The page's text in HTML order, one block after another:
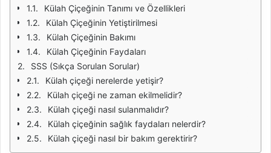
Külah Çiçeğinin Tanımı ve Özellikleri
Külah Çiçeğinin Yetiştirilmesi
Külah Çiçeğinin Bakımı
Külah Çiçeğinin Faydaları
SSS (Sıkça Sorulan Sorular)
Külah çiçeği nerelerde yetişir?
Külah çiçeği ne zaman ekilmelidir?
Külah çiçeği nasıl sulanmalıdır?
Külah çiçeğinin sağlık faydaları nelerdir?
Külah çiçeği nasıl bir bakım gerektirir?